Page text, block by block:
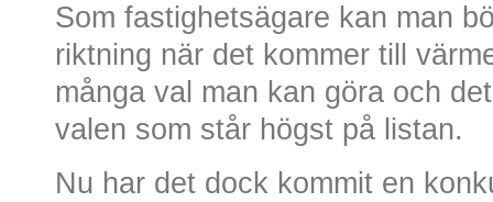
Som fastighetsägare kan man
riktning när det kommer till
många val man kan göra och
valen som står högst på listan.
Nu har det dock kommit en